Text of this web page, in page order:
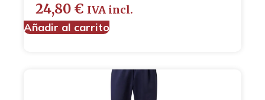
24,80 € IVA incl.
Añadir al carrito